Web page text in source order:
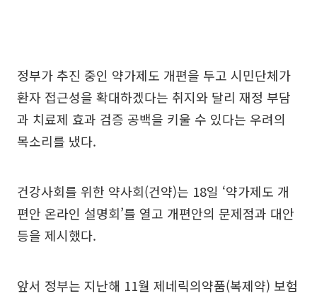
정부가 추진 중인 약가제도 개편을 두고 시민단체가
환자 접근성을 확대하겠다는 취지와 달리 재정 부담
과 치료제 효과 검증 공백을 키울 수 있다는 우려의
목소리를 냈다.
건강사회를 위한 약사회(건약)는 18일 ‘약가제도 개
편안 온라인 설명회’를 열고 개편안의 문제점과 대안
등을 제시했다.
앞서 정부는 지난해 11월 제네릭의약품(복제약) 보험